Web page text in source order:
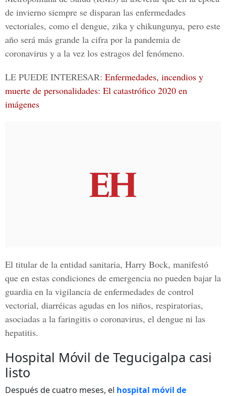
de invierno siempre se disparan las enfermedades
vectoriales, como el dengue, zika y chikungunya, pero este
año será más grande la cifra por la pandemia de
coronavirus y a la vez los estragos del fenómeno.
LE PUEDE INTERESAR: Enfermedades, incendios y
muerte de personalidades: El catastrófico 2020 en
imágenes
El titular de la entidad sanitaria, Harry Bock, manifestó
que en estas condiciones de emergencia no pueden bajar la
guardia en la vigilancia de enfermedades de control
vectorial, diarréicas agudas en los niños, respiratorias,
asociadas a la faringitis o coronavirus, el dengue ni las
hepatitis.
Hospital Móvil de Tegucigalpa casi
listo
Después de cuatro meses, el hospital móvil de